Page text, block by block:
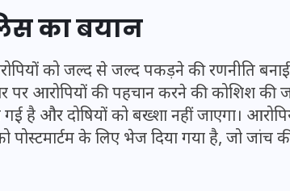
का बयान
को जल्द से जल्द पकड़ने की रणनीति
आरोपियों की पहचान करने की कोशिश की
और दोषियों को बख्शा नहीं जाएगा।
पोस्टमार्टम के लिए भेज दिया गया है, जो जांच
पंखे
जिस कमरे में बिना
के बीते 4 साल, उसे
हुए बृजभूषण सिंह,
तपकर बना सोना
20 जनवरी